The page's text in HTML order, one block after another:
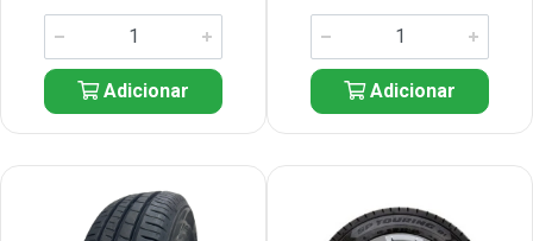
Adicionar Adicionar